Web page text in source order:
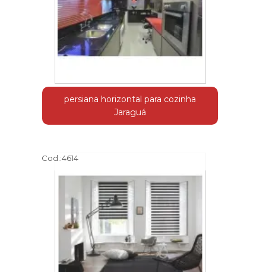
persiana horizontal para cozinha
Jaraguá
Cod.:4614